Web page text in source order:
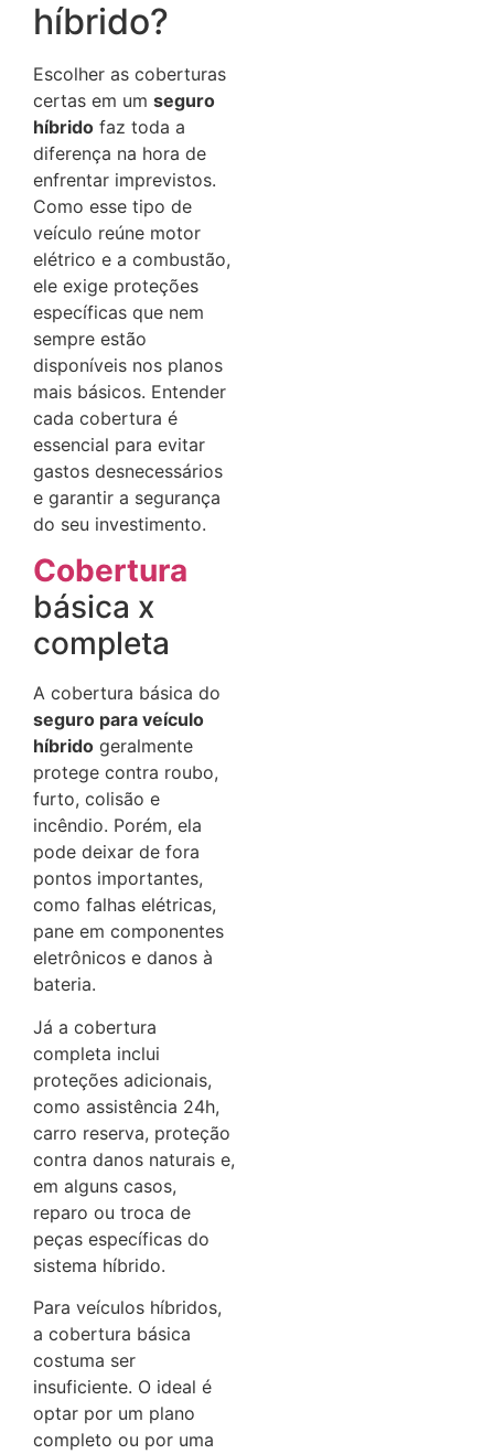
híbrido?
Escolher as coberturas
certas em um seguro
híbrido faz toda a
diferença na hora de
enfrentar imprevistos.
Como esse tipo de
veículo reúne motor
elétrico e a combustão,
ele exige proteções
específicas que nem
sempre estão
disponíveis nos planos
mais básicos. Entender
cada cobertura é
essencial para evitar
gastos desnecessários
e garantir a segurança
do seu investimento.
Cobertura
básica x
completa
A cobertura básica do
seguro para veículo
híbrido geralmente
protege contra roubo,
furto, colisão e
incêndio. Porém, ela
pode deixar de fora
pontos importantes,
como falhas elétricas,
pane em componentes
eletrônicos e danos à
bateria.
Já a cobertura
completa inclui
proteções adicionais,
como assistência 24h,
carro reserva, proteção
contra danos naturais e,
em alguns casos,
reparo ou troca de
peças específicas do
sistema híbrido.
Para veículos híbridos,
a cobertura básica
costuma ser
insuficiente. O ideal é
optar por um plano
completo ou por uma